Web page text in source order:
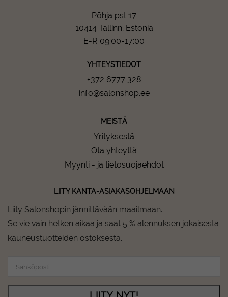
Põhja pst 17
10414 Tallinn, Estonia
E-R 09:00-17:00
YHTEYSTIEDOT
+372 6777 328
info@salonshop.ee
MEISTÄ
Yrityksestä
Ota yhteyttä
Myynti - ja tietosuojaehdot
LIITY KANTA-ASIAKASOHJELMAAN
Liity Salonshopin jännittävään maailmaan.
Se vie vain hetken aikaa ja saat 5 % alennuksen jokaisesta
kauneustuotteiden ostoksesta.